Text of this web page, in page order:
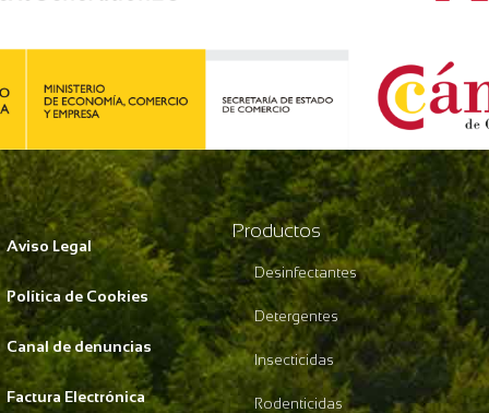
Aviso Legal
Política de Cookies
Canal de denuncias
Factura Electrónica
Productos
Desinfectantes
Detergentes
Insecticidas
Rodenticidas